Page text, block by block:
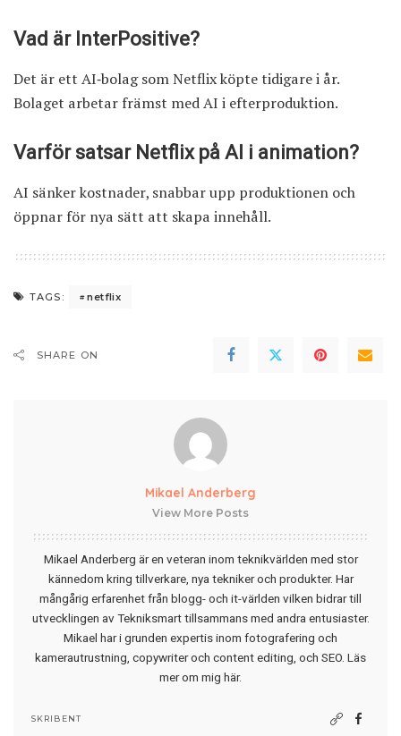
Vad är InterPositive?
Det är ett AI‑bolag som Netflix köpte tidigare i år.
Bolaget arbetar främst med AI i efterproduktion.
Varför satsar Netflix på AI i animation?
AI sänker kostnader, snabbar upp produktionen och
öppnar för nya sätt att skapa innehåll.
TAGS: netflix
SHARE ON
Mikael Anderberg
View More Posts
Mikael Anderberg är en veteran inom teknikvärlden med stor
kännedom kring tillverkare, nya tekniker och produkter. Har
mångårig erfarenhet från blogg- och it-världen vilken bidrar till
utvecklingen av Tekniksmart tillsammans med andra entusiaster.
Mikael har i grunden expertis inom fotografering och
kamerautrustning, copywriter och content editing, och SEO. Läs
mer om mig här.
SKRIBENT